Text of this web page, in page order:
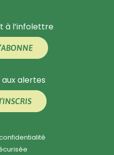
à l’infolettre
alertes